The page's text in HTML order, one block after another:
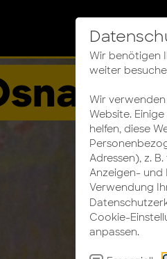
Wir benötigen
weiter
Wir
Website.
helfen, diese
Adressen), z.
Anzeigen- und
Verwendung
Cookie-
anpassen.